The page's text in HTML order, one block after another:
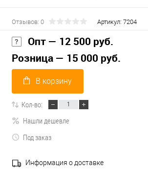
Отзывов: 0 Артикул: 7204
Опт — 12 500 руб.
Розница — 15 000 руб.
В корзину
Кол-во:
Нашли дешевле
Под заказ
Информация о доставке